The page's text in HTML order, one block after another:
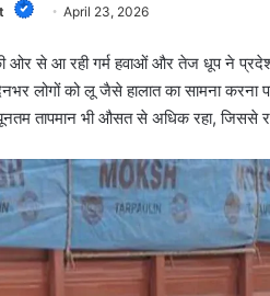
April 23, 2026
ओर से आ रही गर्म हवाओं और तेज धूप ने
लोगों को लू जैसे हालात का सामना करना
तापमान भी औसत से अधिक रहा, जिससे